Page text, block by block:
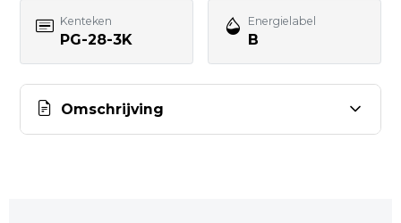
Kenteken
PG-28-3K
Energielabel
B
Omschrijving